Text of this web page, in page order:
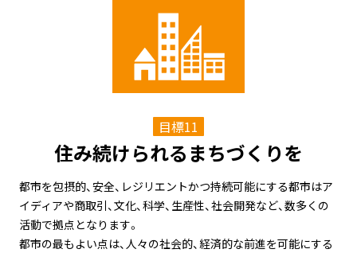
目標11
住み続けられるまちづくりを
都市を包摂的、安全、レジリエントかつ持続可能にする都市はア
イディアや商取引、文化、科学、生産性、社会開発など、数多くの
活動で拠点となります。
都市の最もよい点は、人々の社会的、経済的な前進を可能にする